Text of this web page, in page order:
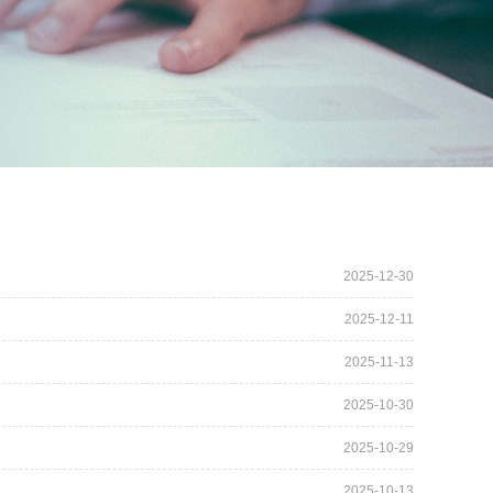
2025-12-30
2025-12-11
2025-11-13
2025-10-30
2025-10-29